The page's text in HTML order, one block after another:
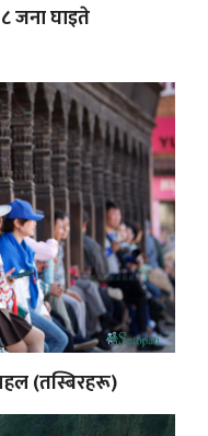
जना घाइते
(तस्बिरहरू)